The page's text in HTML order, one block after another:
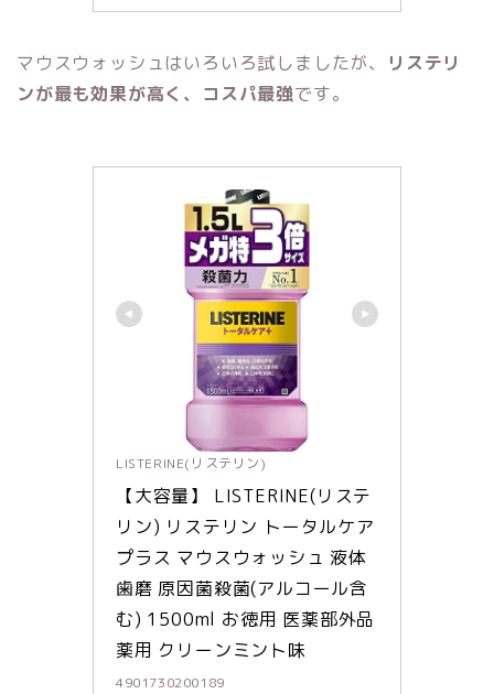
マウスウォッシュはいろいろ試しましたが、
リステリ
ンが最も効果が高く、コスパ最強です。
LISTERINE(リステリン)
【大容量】 LISTERINE(リステ
リン) リステリン トータルケア
プラス マウスウォッシュ 液体
歯磨 原因菌殺菌(アルコール含
む) 1500ml お徳用 医薬部外品
薬用 クリーンミント味
4901730200189